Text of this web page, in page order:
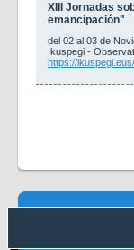
XIII Jornadas
emancipación"
del 02 al 03 de
Ikuspegi -
https://ikuspegi.eus/